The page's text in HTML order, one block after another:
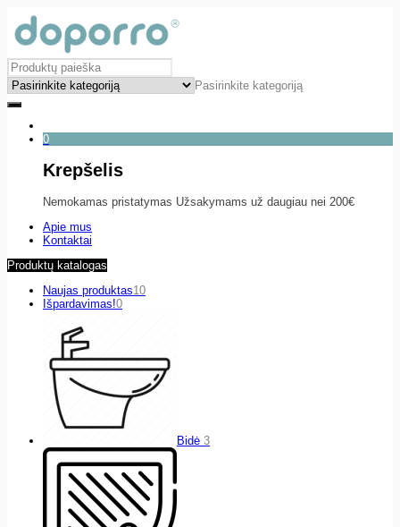
Pasirinkite kategoriją
0
Krepšelis
Nemokamas pristatymas Užsakymams už daugiau nei 200€
Apie mus
Kontaktai
Produktų katalogas
Naujas produktas10
Išpardavimas!0
Bidė 3